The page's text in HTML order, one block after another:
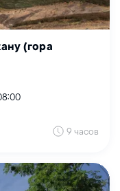
(гора
9 часов